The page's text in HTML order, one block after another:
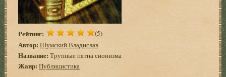
Рейтинг: (5)
Автор: Шумский Владислав
Название: Трупные пятна сионизма
Жанр: Публицистика